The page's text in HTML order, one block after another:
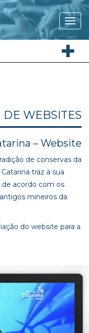
DE WEBSITES
– Website
de conservas da
traz à sua
acordo com os
mineiros da
do website para a